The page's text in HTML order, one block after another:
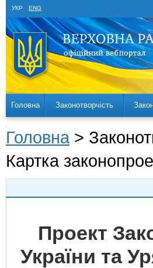
УКР ENG
Головна Законотворчість
Головна >
Картка
Проект
України та